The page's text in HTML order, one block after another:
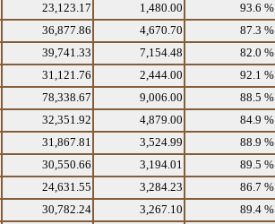
23,123.17 1,480.00 93.6 %
36,877.86 4,670.70 87.3 %
39,741.33 7,154.48 82.0 %
31,121.76 2,444.00 92.1 %
78,338.67 9,006.00 88.5 %
32,351.92 4,879.00 84.9 %
31,867.81 3,524.99 88.9 %
30,550.66 3,194.01 89.5 %
24,631.55 3,284.23 86.7 %
30,782.24 3,267.10 89.4 %